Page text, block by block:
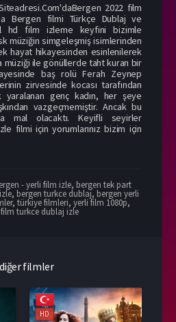
2022 film
Bergen filmi Türkçe Dublaj ve
hd film izleme keyfini bizimle
müziğin simgeleşmiş isimlerinden
hayat hikayesinden esinlenilerek
müziği ile gönüllerde taht kuran bir
baş rolü Ferah Zeynep
zirvesinde kocası tarafından
yaralanan genç kadın, her şeye
vazgeçmemiştir. Ancak bu
mal olacaktı. Keyifli seyirler
filmi için yorumlarınız bizim için
- yerli film izle, bergen tek part
, bergen turkce dublaj, bergen yerli
, türkiye filmleri, yerli film 1080p,
turkce dublaj izle
filmler
HD